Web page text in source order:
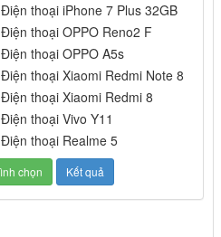
Điện thoại iPhone 7 Plus 32GB
Điện thoại OPPO Reno2 F
Điện thoại OPPO A5s
Điện thoại Xiaomi Redmi Note 8
Điện thoại Xiaomi Redmi 8
Điện thoại Vivo Y11
Điện thoại Realme 5